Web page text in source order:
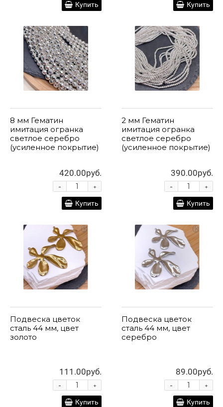
Купить Купить
8 мм Гематин
имитация огранка
светлое серебро
(усиленное покрытие)
420.00руб.
+
-
Купить
2 мм Гематин
имитация огранка
светлое серебро
(усиленное покрытие)
390.00руб.
+
-
Купить
Подвеска цветок
сталь 44 мм, цвет
золото
111.00руб.
+
-
Купить
Подвеска цветок
сталь 44 мм, цвет
серебро
89.00руб.
+
-
Купить